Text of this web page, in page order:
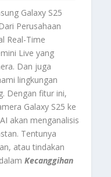
Galaxy S25
Perusahaan
Real-Time
Live yang
Dan juga
lingkungan
Dengan fitur ini,
Galaxy S25 ke
akan menganalisis
Tentunya
atau tindakan
Kecanggihan